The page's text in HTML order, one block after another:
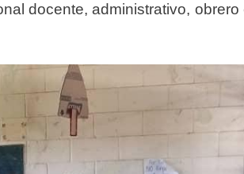
docente, administrativo, obrero